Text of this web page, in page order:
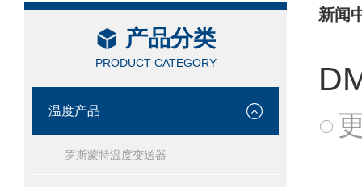
产品分类
PRODUCT CATEGORY
温度产品
罗斯蒙特温度变送器
新闻
/